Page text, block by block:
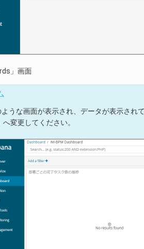
」画面
ような画面が表示され、データが表示さ
変更してください。